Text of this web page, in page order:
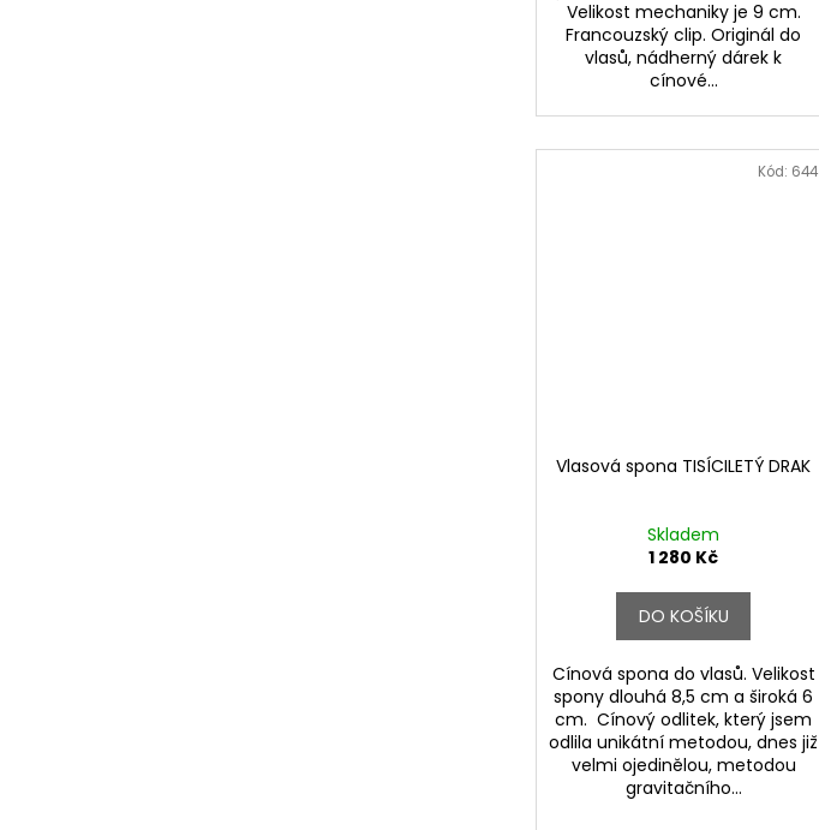
Velikost mechaniky je 9 cm.
Francouzský clip. Originál do
vlasů, nádherný dárek k
cínové...
Vlasová spona TISÍCILETÝ DRAK
Skladem
1 280 Kč
DO KOŠÍKU
Cínová spona do vlasů. Velikost
spony dlouhá 8,5 cm a široká 6
cm. Cínový odlitek, který jsem
odlila unikátní metodou, dnes již
velmi ojedinělou, metodou
gravitačního...
Kód: 644